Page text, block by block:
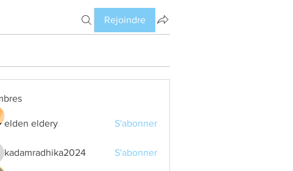
Rejoindre
elden eldery S'abonner
kadamradhika2024 S'abonner